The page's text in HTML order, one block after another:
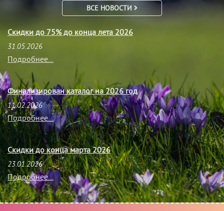
ВСЕ НОВОСТИ
Скидки до 75% до конца лета 2026
31.05.2026
Подробнее...
Финализирован каталог на 2026 год
11.02.2026
Подробнее...
Скидки до конца марта 2026
23.01.2026
Подробнее...